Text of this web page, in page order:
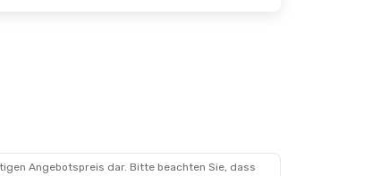
Angebotspreis dar. Bitte beachten Sie, dass